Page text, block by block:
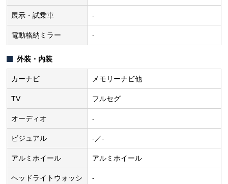
展示・試乗車 -
電動格納ミラー -
外装・内装
カーナビ メモリーナビ他
TV フルセグ
オーディオ -
ビジュアル -／-
アルミホイール アルミホイール
ヘッドライトウォッシ
-